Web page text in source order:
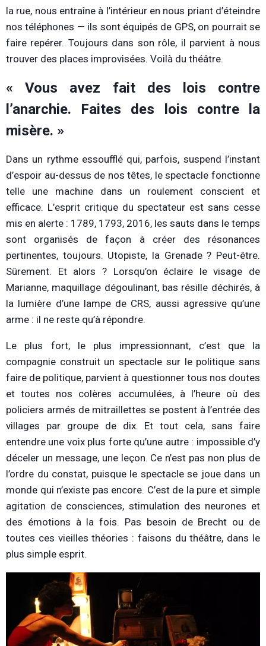
la rue, nous entraîne à l’intérieur en nous priant d’éteindre
nos téléphones — ils sont équipés de GPS, on pourrait se
faire repérer. Toujours dans son rôle, il parvient à nous
trouver des places improvisées. Voilà du théâtre.
« Vous avez fait des lois contre
l’anarchie. Faites des lois contre la
misère. »
Dans un rythme essoufflé qui, parfois, suspend l’instant
d’espoir au-dessus de nos têtes, le spectacle fonctionne
telle une machine dans un roulement conscient et
efficace. L’esprit critique du spectateur est sans cesse
mis en alerte : 1789, 1793, 2016, les sauts dans le temps
sont organisés de façon à créer des résonances
pertinentes, toujours. Utopiste, la Grenade ? Peut-être.
Sûrement. Et alors ? Lorsqu’on éclaire le visage de
Marianne, maquillage dégoulinant, bas résille déchirés, à
la lumière d’une lampe de CRS, aussi agressive qu’une
arme : il ne reste qu’à répondre.
Le plus fort, le plus impressionnant, c’est que la
compagnie construit un spectacle sur le politique sans
faire de politique, parvient à questionner tous nos doutes
et toutes nos colères accumulées, à l’heure où des
policiers armés de mitraillettes se postent à l’entrée des
villages par groupe de dix. Et tout cela, sans faire
entendre une voix plus forte qu’une autre : impossible d’y
déceler un message, une leçon. Ce n’est pas non plus de
l’ordre du constat, puisque le spectacle se joue dans un
monde qui n’existe pas encore. C’est de la pure et simple
agitation de consciences, stimulation des neurones et
des émotions à la fois. Pas besoin de Brecht ou de
toutes ces vieilles théories : faisons du théâtre, dans le
plus simple esprit.